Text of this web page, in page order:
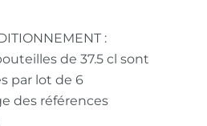
:
de 37.5 cl sont
par lot de 6
des références